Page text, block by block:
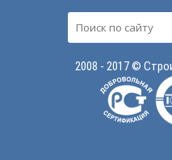
2008 - 2017 ©